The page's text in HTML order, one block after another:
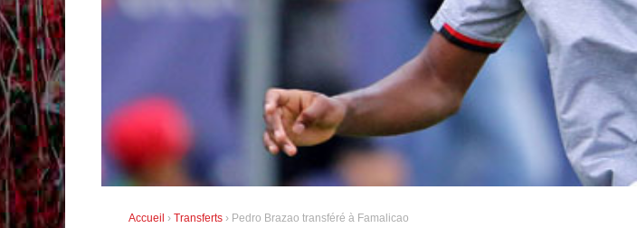
Accueil › Transferts › Pedro Brazao transféré à Famalicao